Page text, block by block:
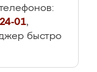
01,
быстро